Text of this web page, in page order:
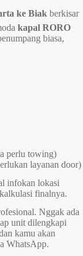
ke Biak berkisar
kapal RORO
biasa,
perlu towing)
layanan door)
infokan lokasi
finalnya.
Nggak ada
unit dilengkapi
kamu akan
WhatsApp.